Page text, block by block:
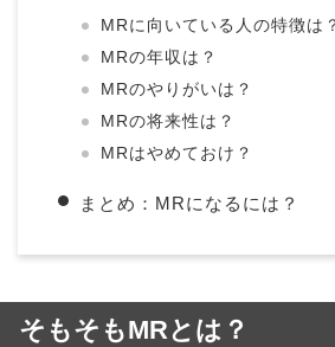
MRに向いている人の特徴は
MRの年収は？
MRのやりがいは？
MRの将来性は？
MRはやめておけ？
まとめ：MRになるには？
そもそもMRとは？